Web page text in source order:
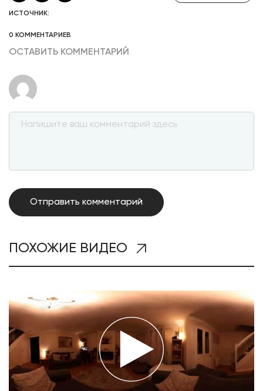
ИСТОЧНИК:
0 КОММЕНТАРИЕВ
ОСТАВИТЬ КОММЕНТАРИЙ
ПОХОЖИЕ ВИДЕО